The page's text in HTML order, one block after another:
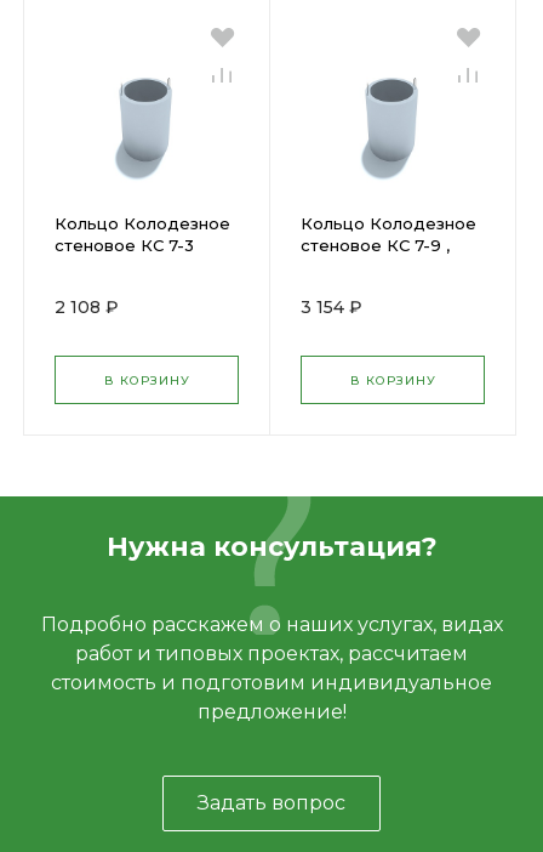
Кольцо Колодезное
стеновое КС 7-3
высота 300 мм, толщ
2 108 ₽
В КОРЗИНУ
Кольцо Колодезное
стеновое КС 7-9 ,
8 см, 400 кг
3 154 ₽
В КОРЗИНУ
Нужна консультация?
Подробно расскажем о наших услугах, видах
работ и типовых проектах, рассчитаем
стоимость и подготовим индивидуальное
предложение!
Задать вопрос